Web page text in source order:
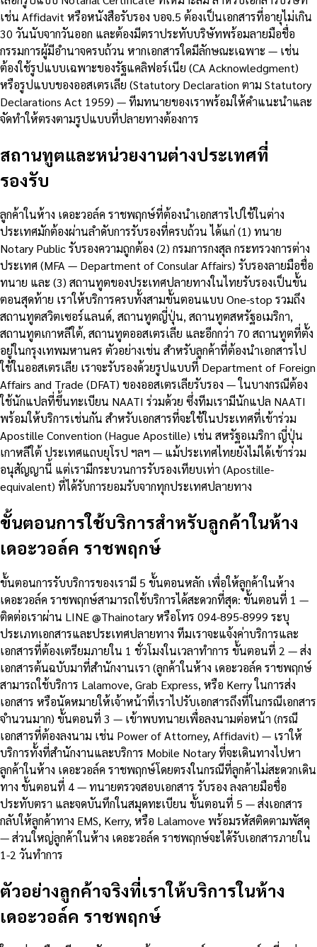
เช่น Affidavit หรือหนังสือรับรอง บอจ.5 ต้องเป็นเอกสารที่อายุไม่เกิน
30 วันนับจากวันออก และต้องมีตราประทับบริษัทพร้อมลายมือชื่อ
กรรมการผู้มีอำนาจครบถ้วน หากเอกสารใดมีลักษณะเฉพาะ — เช่น
ต้องใช้รูปแบบเฉพาะของรัฐแคลิฟอร์เนีย (CA Acknowledgment)
หรือรูปแบบของออสเตรเลีย (Statutory Declaration ตาม Statutory
Declarations Act 1959) — ทีมทนายของเราพร้อมให้คำแนะนำและ
จัดทำให้ตรงตามรูปแบบที่ปลายทางต้องการ
สถานทูตและหน่วยงานต่างประเทศที่
รองรับ
ลูกค้าในห้าง เดอะวอล์ค ราชพฤกษ์ที่ต้องนำเอกสารไปใช้ในต่าง
ประเทศมักต้องผ่านลำดับการรับรองที่ครบถ้วน ได้แก่ (1) ทนาย
Notary Public รับรองความถูกต้อง (2) กรมการกงสุล กระทรวงการต่าง
ประเทศ (MFA — Department of Consular Affairs) รับรองลายมือชื่อ
ทนาย และ (3) สถานทูตของประเทศปลายทางในไทยรับรองเป็นขั้น
ตอนสุดท้าย เราให้บริการครบทั้งสามขั้นตอนแบบ One-stop รวมถึง
สถานทูตสวิตเซอร์แลนด์, สถานทูตญี่ปุ่น, สถานทูตสหรัฐอเมริกา,
สถานทูตเกาหลีใต้, สถานทูตออสเตรเลีย และอีกกว่า 70 สถานทูตที่ตั้ง
อยู่ในกรุงเทพมหานคร ตัวอย่างเช่น สำหรับลูกค้าที่ต้องนำเอกสารไป
ใช้ในออสเตรเลีย เราจะรับรองด้วยรูปแบบที่ Department of Foreign
Affairs and Trade (DFAT) ของออสเตรเลียรับรอง — ในบางกรณีต้อง
ใช้นักแปลที่ขึ้นทะเบียน NAATI ร่วมด้วย ซึ่งทีมเรามีนักแปล NAATI
พร้อมให้บริการเช่นกัน สำหรับเอกสารที่จะใช้ในประเทศที่เข้าร่วม
Apostille Convention (Hague Apostille) เช่น สหรัฐอเมริกา ญี่ปุ่น
เกาหลีใต้ ประเทศแถบยุโรป ฯลฯ — แม้ประเทศไทยยังไม่ได้เข้าร่วม
อนุสัญญานี้ แต่เรามีกระบวนการรับรองเทียบเท่า (Apostille-
equivalent) ที่ได้รับการยอมรับจากทุกประเทศปลายทาง
ขั้นตอนการใช้บริการสำหรับลูกค้าในห้าง
เดอะวอล์ค ราชพฤกษ์
ขั้นตอนการรับบริการของเรามี 5 ขั้นตอนหลัก เพื่อให้ลูกค้าในห้าง
เดอะวอล์ค ราชพฤกษ์สามารถใช้บริการได้สะดวกที่สุด: ขั้นตอนที่ 1 —
ติดต่อเราผ่าน LINE @Thainotary หรือโทร 094-895-8999 ระบุ
ประเภทเอกสารและประเทศปลายทาง ทีมเราจะแจ้งค่าบริการและ
เอกสารที่ต้องเตรียมภายใน 1 ชั่วโมงในเวลาทำการ ขั้นตอนที่ 2 — ส่ง
เอกสารต้นฉบับมาที่สำนักงานเรา (ลูกค้าในห้าง เดอะวอล์ค ราชพฤกษ์
สามารถใช้บริการ Lalamove, Grab Express, หรือ Kerry ในการส่ง
เอกสาร หรือนัดหมายให้เจ้าหน้าที่เราไปรับเอกสารถึงที่ในกรณีเอกสาร
จำนวนมาก) ขั้นตอนที่ 3 — เข้าพบทนายเพื่อลงนามต่อหน้า (กรณี
เอกสารที่ต้องลงนาม เช่น Power of Attorney, Affidavit) — เราให้
บริการทั้งที่สำนักงานและบริการ Mobile Notary ที่จะเดินทางไปหา
ลูกค้าในห้าง เดอะวอล์ค ราชพฤกษ์โดยตรงในกรณีที่ลูกค้าไม่สะดวกเดิน
ทาง ขั้นตอนที่ 4 — ทนายตรวจสอบเอกสาร รับรอง ลงลายมือชื่อ
ประทับตรา และจดบันทึกในสมุดทะเบียน ขั้นตอนที่ 5 — ส่งเอกสาร
กลับให้ลูกค้าทาง EMS, Kerry, หรือ Lalamove พร้อมรหัสติดตามพัสดุ
— ส่วนใหญ่ลูกค้าในห้าง เดอะวอล์ค ราชพฤกษ์จะได้รับเอกสารภายใน
1-2 วันทำการ
ตัวอย่างลูกค้าจริงที่เราให้บริการในห้าง
เดอะวอล์ค ราชพฤกษ์